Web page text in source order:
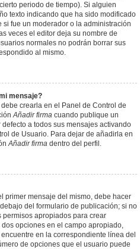
periodo de tiempo). Si alguien
texto indicando que ha sido modificado
fue un moderador o la administración
veces el editor deja su nombre de
normales no podrán borrar sus
al mismo.
mensaje?
crearla en el Panel de Control de
Añadir firma cuando publique un
a todos sus mensajes activando
de Usuario. Para dejar de añadirla en
Añadir firma dentro del perfil.
primer mensaje del mismo, debe hacer
del formulario de publicación; si no
permisos apropiados para crear
opciones en el campo apropiado,
en la correspondiente línea del
de opciones que el usuario puede